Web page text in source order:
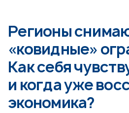
Регионы
«ковидные»
Как себя
и когда уже
экономика?